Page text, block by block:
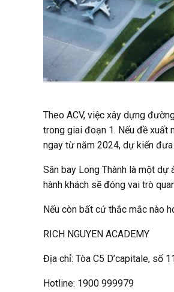
Theo ACV, việc xây dựng
trong giai đoạn 1. Nếu đề xuất
ngay từ năm 2024, dự kiến
Sân bay Long Thành là một dự
hành khách sẽ đóng vai trò
Nếu còn bất cứ thắc mắc nào
RICH NGUYEN ACADEMY
Địa chỉ: Tòa C5 D’capitale, số
Hotline: 1900 999979